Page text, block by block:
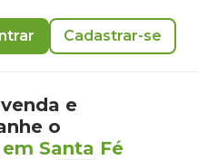
Cadastrar-se
e
o
Santa Fé